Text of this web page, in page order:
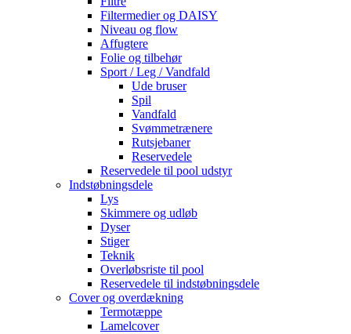
Filtermedier og DAISY
Niveau og flow
Affugtere
Folie og tilbehør
Sport / Leg / Vandfald
Ude bruser
Spil
Vandfald
Svømmetrænere
Rutsjebaner
Reservedele
Reservedele til pool udstyr
Indstøbningsdele
Lys
Skimmere og udløb
Dyser
Stiger
Teknik
Overløbsriste til pool
Reservedele til indstøbningsdele
Cover og overdækning
Termotæppe
Lamelcover